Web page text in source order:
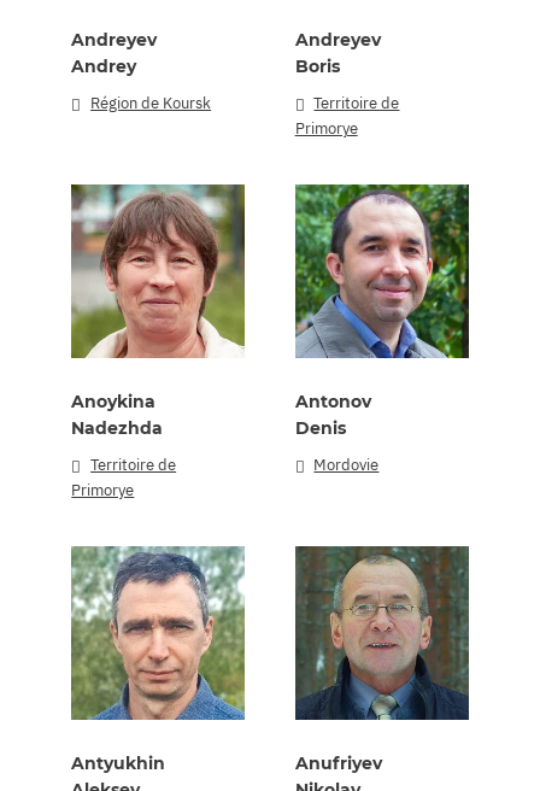
Andreyev
Andrey
Région de Koursk
Andreyev
Boris
Territoire de
Primorye
Anoykina
Nadezhda
Territoire de
Primorye
Antonov
Denis
Mordovie
Antyukhin
Anufriyev